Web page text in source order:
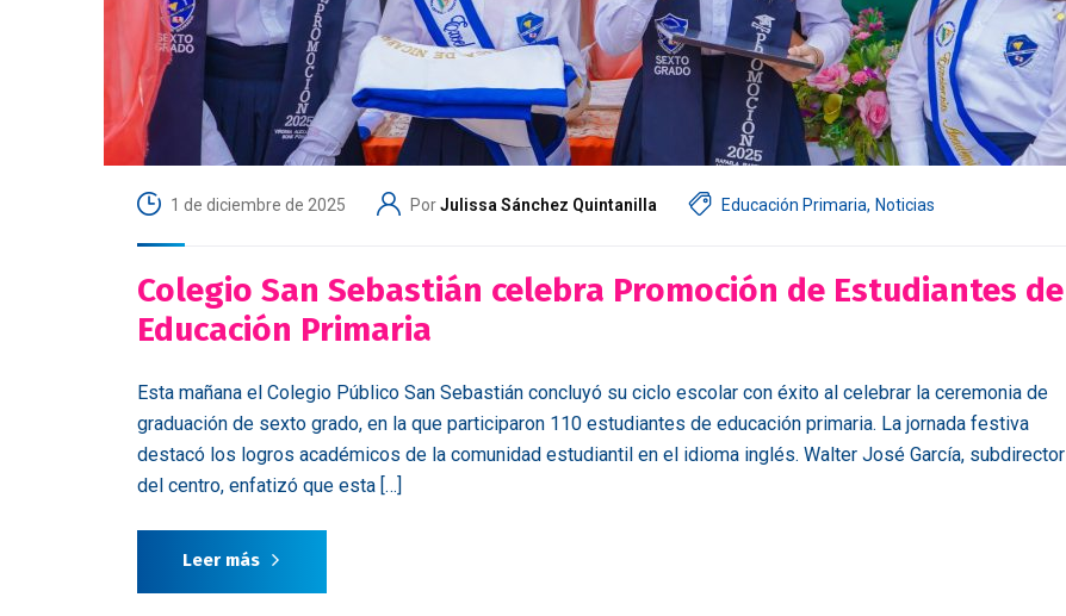
1 de diciembre de 2025 PorJulissa Sánchez Quintanilla Educación Primaria, Noticias
Colegio San Sebastián celebra Promoción de Estudiantes de
Educación Primaria
Esta mañana el Colegio Público San Sebastián concluyó su ciclo escolar con éxito al celebrar la ceremonia de
graduación de sexto grado, en la que participaron 110 estudiantes de educación primaria. La jornada festiva
destacó los logros académicos de la comunidad estudiantil en el idioma inglés. Walter José García, subdirector
del centro, enfatizó que esta […]
Leer más